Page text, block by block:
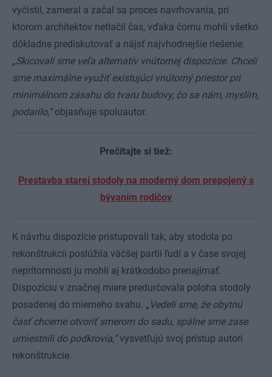
vyčistil, zameral a začal sa proces navrhovania, pri
ktorom architektov netlačil čas, vďaka čomu mohli všetko
dôkladne prediskutovať a nájsť najvhodnejšie riešenie.
„Skicovali sme veľa alternatív vnútornej dispozície. Chceli
sme maximálne využiť existujúci vnútorný priestor pri
minimálnom zásahu do tvaru budovy, čo sa nám, myslím,
podarilo,“objasňuje spoluautor.
Prečítajte si tiež:
Prestavba starej stodoly na moderný dom prepojený s
bývaním rodičov
K návrhu dispozície pristupovali tak, aby stodola po
rekonštrukcii poslúžila väčšej partii ľudí a v čase svojej
neprítomnosti ju mohli aj krátkodobo prenajímať.
Dispozíciu v značnej miere predurčovala poloha stodoly
posadenej do mierneho svahu. „Vedeli sme, že obytnú
časť chceme otvoriť smerom do sadu, spálne sme zase
umiestnili do podkrovia,“vysvetľujú svoj prístup autori
rekonštrukcie.